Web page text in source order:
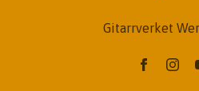
Gitarrverket